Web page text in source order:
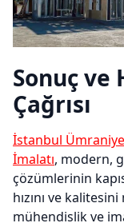
Sonuç ve
Çağrısı
İstanbul
İmalatı, modern,
çözümlerinin
hızını ve
mühendislik ve